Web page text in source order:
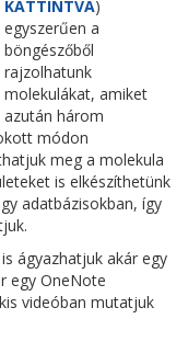
KATTINTVA)
egyszerűen a
böngészőből
rajzolhatunk
molekulákat, amiket
azután három
módon
meg a molekula
is elkészíthetünk
adatbázisokban, így
ágyazhatjuk akár egy
egy OneNote
videóban mutatjuk